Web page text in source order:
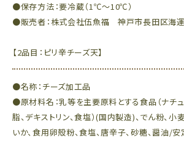
●保存方法：要冷蔵（1℃～10℃）
●販売者：株式会社伍魚福 神戸市長田区海
【2品目：ピリ辛チーズ天】
●名称：チーズ加工品
●原材料名：乳等を主要原料とする食品（ナチ
脂、デキストリン、食塩）(国内製造)、でん粉、小
いか、食用卵殻粉、食塩、唐辛子、砂糖、醤油/